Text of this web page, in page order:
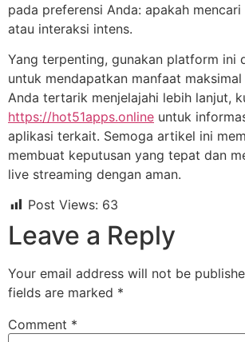
pada preferensi Anda: apakah
atau interaksi intens.
Yang terpenting, gunakan platform ini
untuk mendapatkan manfaat
Anda tertarik menjelajahi lebih lanjut,
https://hot51apps.online untuk
aplikasi terkait. Semoga artikel ini
membuat keputusan yang tepat dan
live streaming dengan aman.
Post Views: 63
Leave a Reply
Your email address will not be
fields are marked *
Comment *